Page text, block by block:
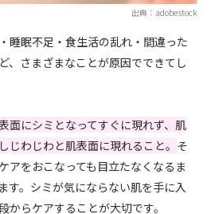
出典：adobestock
睡眠不足・食生活の乱れ・間違った
、さまざまなことが原因でできてし
面にシミとなってすぐに現れず、肌
じわじわと肌表面に現れること。 そ
アをおこなっても目立たなくなるま
す。シミが気にならない肌を手に入
からケアすることが大切です。